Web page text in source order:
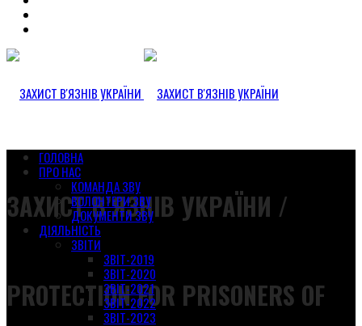
ЗАХИСТ В’ЯЗНІВ УКРАЇНИ /
PROTECTION FOR PRISONERS OF
ГОЛОВНА
ПРО НАС
КОМАНДА ЗВУ
ВОЛОНТЕРИ ЗВУ
ДОКУМЕНТИ ЗВУ
ДІЯЛЬНІСТЬ
ЗВІТИ
ЗВІТ-2019
ЗВІТ-2020
ЗВІТ-2021
ЗВІТ-2022
ЗВІТ-2023